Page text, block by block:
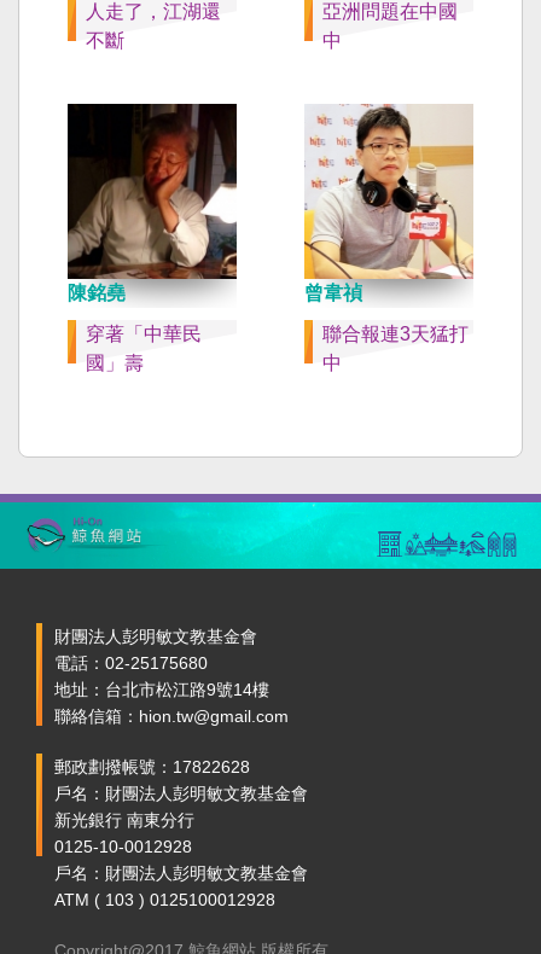
人走了，江湖還
不斷
亞洲問題在中國
中
陳銘堯
穿著「中華民
國」壽
曾韋禎
聯合報連3天猛打
中
財團法人彭明敏文教基金會
電話：02-25175680
地址：台北市松江路9號14樓
聯絡信箱：hion.tw@gmail.com
郵政劃撥帳號：17822628
戶名：財團法人彭明敏文教基金會
新光銀行 南東分行
0125-10-0012928
戶名：財團法人彭明敏文教基金會
ATM ( 103 ) 0125100012928